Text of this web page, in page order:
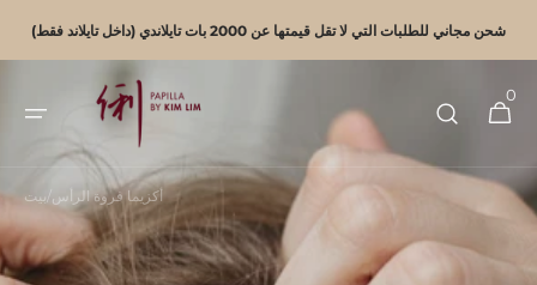
إلى
شحن مجاني للطلبات التي لا تقل قيمتها عن 2000 بات تايلاندي (داخل تايلاند فقط)
عربة
التسوق
0
0
عنصرًا
بيت /أكزيما فروة الرأس